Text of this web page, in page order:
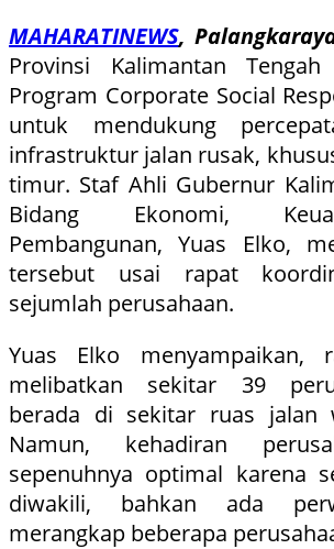
MAHARATINEWS,
Provinsi Kalimantan Tengah
Program Corporate Social
untuk mendukung
infrastruktur jalan rusak,
timur. Staf Ahli Gubernur
Bidang Ekonomi,
Pembangunan, Yuas Elko,
tersebut usai rapat
sejumlah perusahaan.
Yuas Elko menyampaikan,
melibatkan sekitar 39
berada di sekitar ruas jalan
Namun, kehadiran
sepenuhnya optimal karena
diwakili, bahkan ada
merangkap beberapa